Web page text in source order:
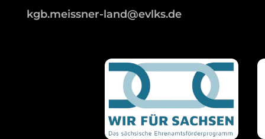
kgb.meissner-land@evlks.de